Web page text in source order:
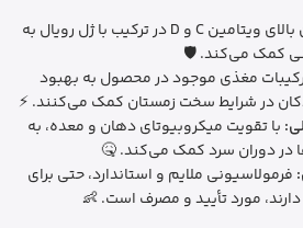
میزان بالای ویتامین C و D در ترکیب با ژل رویال به
کمک می‌کند. 🛡️
مغذی موجود در محصول به بهبود
در شرایط سخت زمستان کمک می‌کنند. ⚡
با تقویت میکروبیوتای دهان و معده، به
در دوران سرد کمک می‌کند. 🤒
فرمولاسیونی ملایم و استاندارد، حتی برای
مورد تأیید و مصرف است. 👶